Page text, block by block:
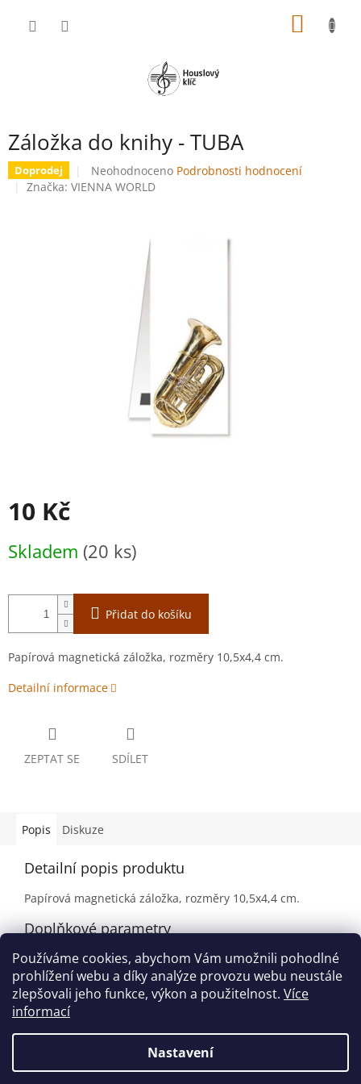
Používáme cookies, abychom Vám umožnili pohodlné
prohlížení webu a díky analýze provozu webu neustále
zlepšovali jeho funkce, výkon a použitelnost. Více
informací
Nastavení
Záložka do knihy - TUBA
Doprodej
Průměrné
hodnocení
hvězdiček.
Neohodnoceno Podrobnosti hodnocení
Značka: VIENNA WORLD
10 Kč
cena:
Skladem (20 ks)
Přidat do košíku
Papírová magnetická záložka, rozměry 10,5x4,4 cm.
Detailní informace
ZEPTAT SE SDÍLET
Popis Diskuze
Detailní popis produktu
Papírová magnetická záložka, rozměry 10,5x4,4 cm.
Doplňkové parametry
Kategorie: Výprodej
EAN: 9120064163402
Vytvořil Shoptet